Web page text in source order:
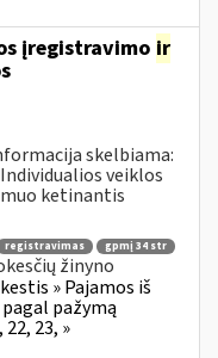
įregistravimo ir
skelbiama:
veiklos
ketinantis
registravimas
gpmį 34 str
žinyno
» Pajamos iš
pažymą
23, »